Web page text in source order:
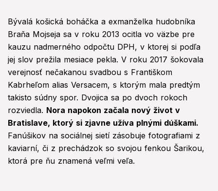
Bývalá košická boháčka a exmanželka hudobníka
Braňa Mojseja sa v roku 2013 ocitla vo väzbe pre
kauzu nadmerného odpočtu DPH, v ktorej si podľa
jej slov prežila mesiace pekla. V roku 2017 šokovala
verejnosť nečakanou svadbou s Františkom
Kabrheľom alias Versacem, s ktorým mala predtým
takisto súdny spor. Dvojica sa po dvoch rokoch
rozviedla. Nora napokon začala nový život v
Bratislave, ktorý si zjavne užíva plnými dúškami.
Fanúšikov na sociálnej sietí zásobuje fotografiami z
kaviarní, či z prechádzok so svojou fenkou Šarikou,
ktorá pre ňu znamená veľmi veľa.